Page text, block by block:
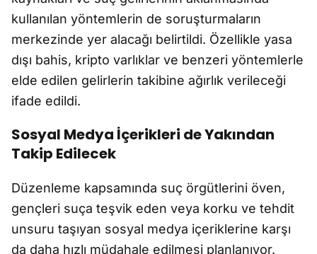
kullanılan yöntemlerin de soruşturmaların
merkezinde yer alacağı belirtildi. Özellikle yasa
dışı bahis, kripto varlıklar ve benzeri yöntemlerle
elde edilen gelirlerin takibine ağırlık verileceği
ifade edildi.
Sosyal Medya İçerikleri de Yakından
Takip Edilecek
Düzenleme kapsamında suç örgütlerini öven,
gençleri suça teşvik eden veya korku ve tehdit
unsuru taşıyan sosyal medya içeriklerine karşı
da daha hızlı müdahale edilmesi planlanıyor.